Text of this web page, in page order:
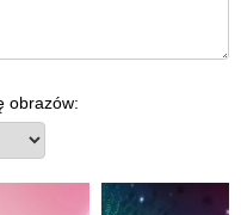
obrazów: